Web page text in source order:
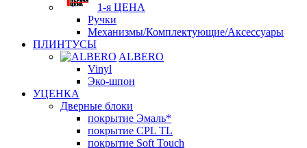
1-я ЦЕНА
Ручки
Механизмы/Комплектующие/Аксессуары
ПЛИНТУСЫ
ALBERO
Vinyl
Эко-шпон
УЦЕНКА
Дверные блоки
покрытие Эмаль*
покрытие CPL TL
покрытие Soft Touch